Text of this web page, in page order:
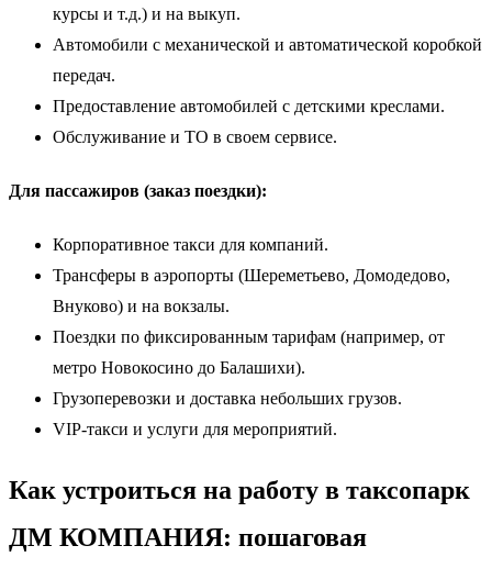
курсы и т.д.) и на выкуп.
Автомобили с механической и автоматической коробкой
передач.
Предоставление автомобилей с детскими креслами.
Обслуживание и ТО в своем сервисе.
Для пассажиров (заказ поездки):
Корпоративное такси для компаний.
Трансферы в аэропорты (Шереметьево, Домодедово,
Внуково) и на вокзалы.
Поездки по фиксированным тарифам (например, от
метро Новокосино до Балашихи).
Грузоперевозки и доставка небольших грузов.
VIP-такси и услуги для мероприятий.
Как устроиться на работу в таксопарк
ДМ КОМПАНИЯ: пошаговая